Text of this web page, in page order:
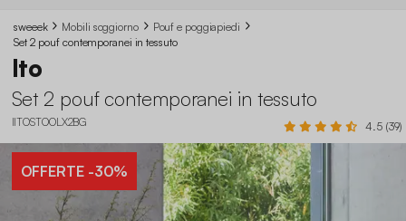
sweeek Mobili soggiorno
Pouf e poggiapiedi
Set 2 pouf contemporanei in tessuto
Ito
Set 2 pouf contemporanei in tessuto
IITOSTOOLX2BG 4.5 (39)
OFFERTE-30%